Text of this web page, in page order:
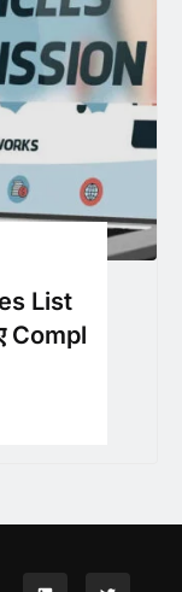
List
Compl